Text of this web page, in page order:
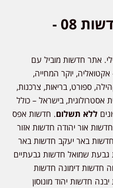
חדשות אפס שמונה | חדשות 08 -
אתר חדשות מוביל עם
יוקר המחייה,
ספורט, בריאות, צרכנות,
אסטרולוגית, בישראל – כולל
ללא תשלום. חדשות אפס
אור יהודה חדשות אזור
באר יעקב חדשות באר
שמואל חדשות גבעתיים
חדשות דימונה חדשות
חדשות יהוד מונוסון